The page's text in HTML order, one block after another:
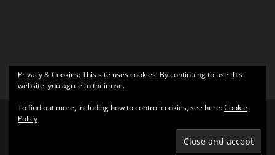
| Υποστηρίζεται από
Privacy & Cookies: This site uses cookies. By continuing to use this
website, you agree to their use.
To find out more, including how to control cookies, see here:Cookie
Policy